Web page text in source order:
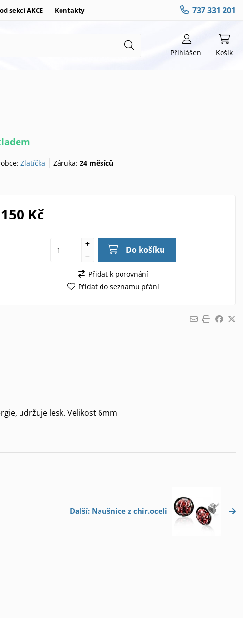
sekcí AKCE Kontakty 737 331 201
Přihlášení Košík
Zlatíčka Záruka:24 měsíců
150 Kč
Do košíku
Přidat k porovnání
Přidat do seznamu přání
udržuje lesk. Velikost 6mm
Další: Naušnice z chir.oceli